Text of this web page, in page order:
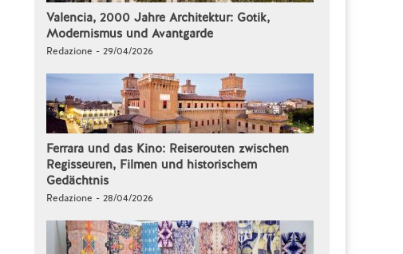
Valencia, 2000 Jahre Architektur: Gotik,
Modernismus und Avantgarde
Redazione - 29/04/2026
Ferrara und das Kino: Reiserouten zwischen
Regisseuren, Filmen und historischem
Gedächtnis
Redazione - 28/04/2026